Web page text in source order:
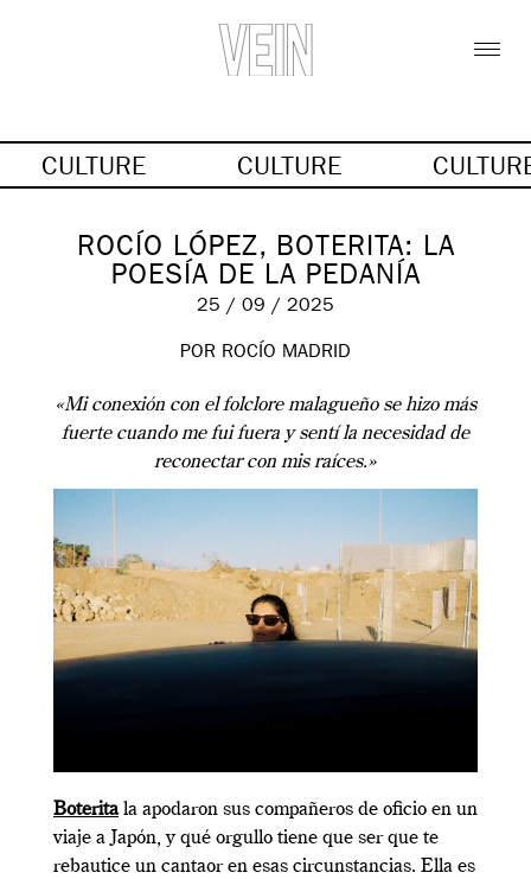
CULTURE CULTURE
ROCÍO LÓPEZ, BOTERITA: LA
POESÍA DE LA PEDANÍA
25 / 09 / 2025
POR ROCÍO MADRID
«Mi conexión con el folclore malagueño se hizo más
fuerte cuando me fui fuera y sentí la necesidad de
reconectar con mis raíces.»
Boteritala apodaron sus compañeros de oficio en un
viaje a Japón, y qué orgullo tiene que ser que te
rebautice un cantaor en esas circunstancias. Ella es